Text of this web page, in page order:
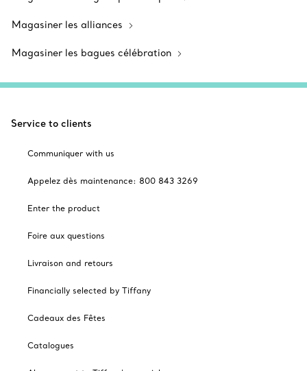
Magasiner les alliances
Magasiner les bagues célébration
Service to clients
Communiquer with us
Appelez dès maintenance: 800 843 3269
Enter the product
Foire aux questions
Livraison and retours
Financially selected by Tiffany
Cadeaux des Fêtes
Catalogues